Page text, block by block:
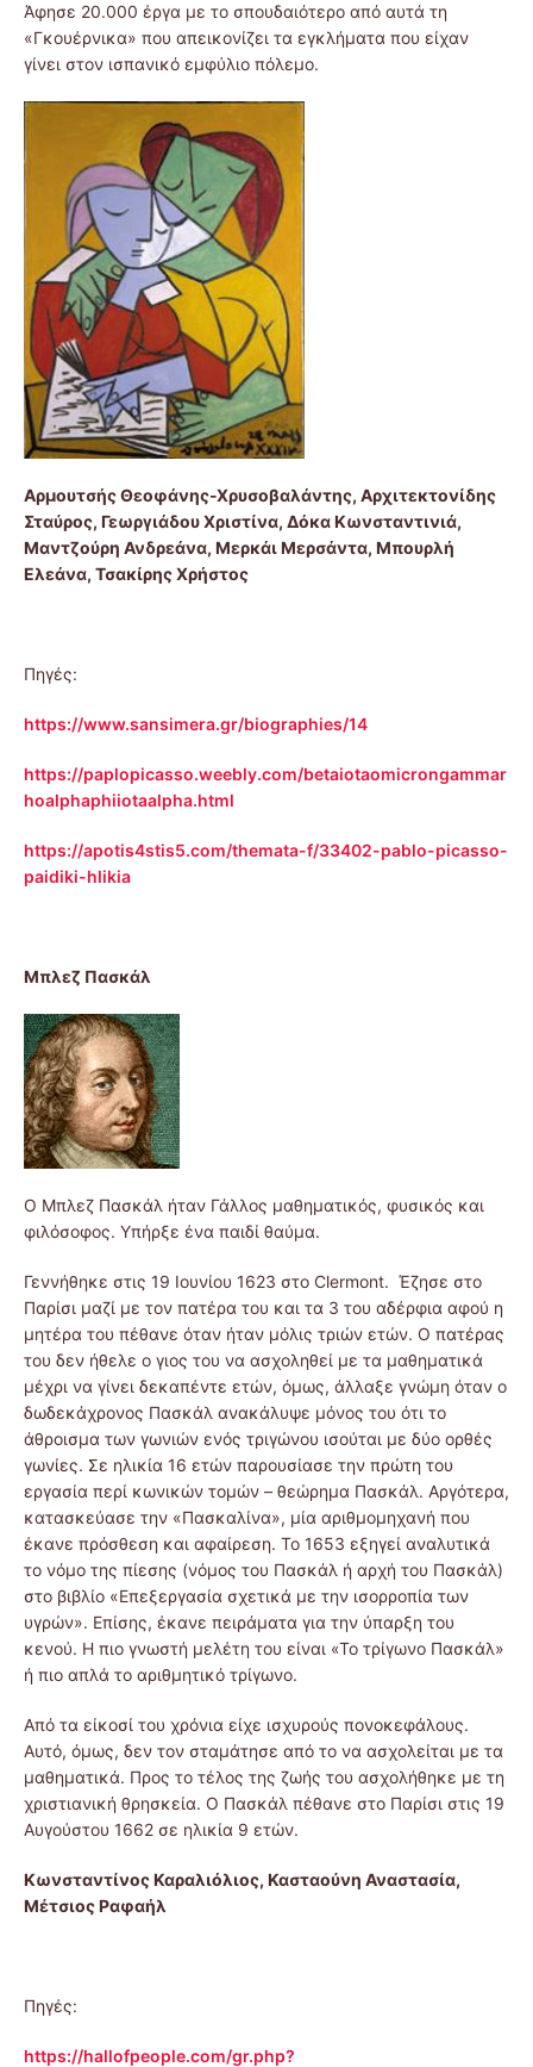
Άφησε 20.000 έργα με το σπουδαιότερο από αυτά τη
«Γκουέρνικα» που απεικονίζει τα εγκλήματα που είχαν
γίνει στον ισπανικό εμφύλιο πόλεμο.
Αρμουτσής Θεοφάνης-Χρυσοβαλάντης, Αρχιτεκτονίδης
Σταύρος, Γεωργιάδου Χριστίνα, Δόκα Κωνσταντινιά,
Μαντζούρη Ανδρεάνα, Μερκάι Μερσάντα, Μπουρλή
Ελεάνα, Τσακίρης Χρήστος
Πηγές:
https://www.sansimera.gr/biographies/14
https://paplopicasso.weebly.com/betaiotaomicrongammar
hoalphaphiiotaalpha.html
https://apotis4stis5.com/themata-f/33402-pablo-picasso-
paidiki-hlikia
Μπλεζ Πασκάλ
Ο Μπλεζ Πασκάλ ήταν Γάλλος μαθηματικός, φυσικός και
φιλόσοφος. Υπήρξε ένα παιδί θαύμα.
Γεννήθηκε στις 19 Ιουνίου 1623 στο Clermont. Έζησε στο
Παρίσι μαζί με τον πατέρα του και τα 3 του αδέρφια αφού η
μητέρα του πέθανε όταν ήταν μόλις τριών ετών. Ο πατέρας
του δεν ήθελε ο γιος του να ασχοληθεί με τα μαθηματικά
μέχρι να γίνει δεκαπέντε ετών, όμως, άλλαξε γνώμη όταν ο
δωδεκάχρονος Πασκάλ ανακάλυψε μόνος του ότι το
άθροισμα των γωνιών ενός τριγώνου ισούται με δύο ορθές
γωνίες. Σε ηλικία 16 ετών παρουσίασε την πρώτη του
εργασία περί κωνικών τομών – θεώρημα Πασκάλ. Αργότερα,
κατασκεύασε την «Πασκαλίνα», μία αριθμομηχανή που
έκανε πρόσθεση και αφαίρεση. Το 1653 εξηγεί αναλυτικά
το νόμο της πίεσης (νόμος του Πασκάλ ή αρχή του Πασκάλ)
στο βιβλίο «Επεξεργασία σχετικά με την ισορροπία των
υγρών». Επίσης, έκανε πειράματα για την ύπαρξη του
κενού. Η πιο γνωστή μελέτη του είναι «Το τρίγωνο Πασκάλ»
ή πιο απλά το αριθμητικό τρίγωνο.
Από τα είκοσί του χρόνια είχε ισχυρούς πονοκεφάλους.
Αυτό, όμως, δεν τον σταμάτησε από το να ασχολείται με τα
μαθηματικά. Προς το τέλος της ζωής του ασχολήθηκε με τη
χριστιανική θρησκεία. Ο Πασκάλ πέθανε στο Παρίσι στις 19
Αυγούστου 1662 σε ηλικία 9 ετών.
Κωνσταντίνος Καραλιόλιος, Κασταούνη Αναστασία,
Μέτσιος Ραφαήλ
Πηγές:
https://hallofpeople.com/gr.php?